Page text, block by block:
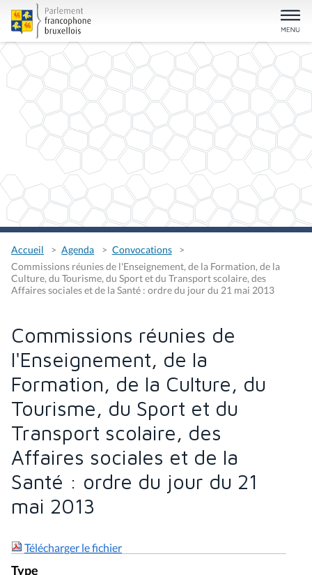
Accueil Agenda
Convocations
Commissions réunies de l'Enseignement, de la Formation, de la
Culture, du Tourisme, du Sport et du Transport scolaire, des
Affaires sociales et de la Santé : ordre du jour du 21 mai 2013
Commissions réunies de
l'Enseignement, de la
Formation, de la Culture, du
Tourisme, du Sport et du
Transport scolaire, des
Affaires sociales et de la
Santé : ordre du jour du 21
mai 2013
Télécharger le fichier
Type